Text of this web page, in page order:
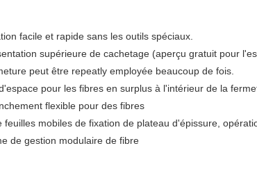
facile et rapide sans les outils spéciaux.
supérieure de cachetage (aperçu gratuit pour
peut être repeatly employée beaucoup de fois.
pour les fibres en surplus à l'intérieur de la
flexible pour des fibres
feuilles mobiles de fixation de plateau d'épissure,
de gestion modulaire de fibre